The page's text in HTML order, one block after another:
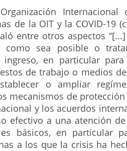
de la OIT y la COVID-19
entre otros aspectos
como sea posible o
ingreso, en particular
de trabajo o medios
o ampliar
mecanismos de
y los acuerdos
efectivo a una atención
básicos, en particular
a los que la crisis ha